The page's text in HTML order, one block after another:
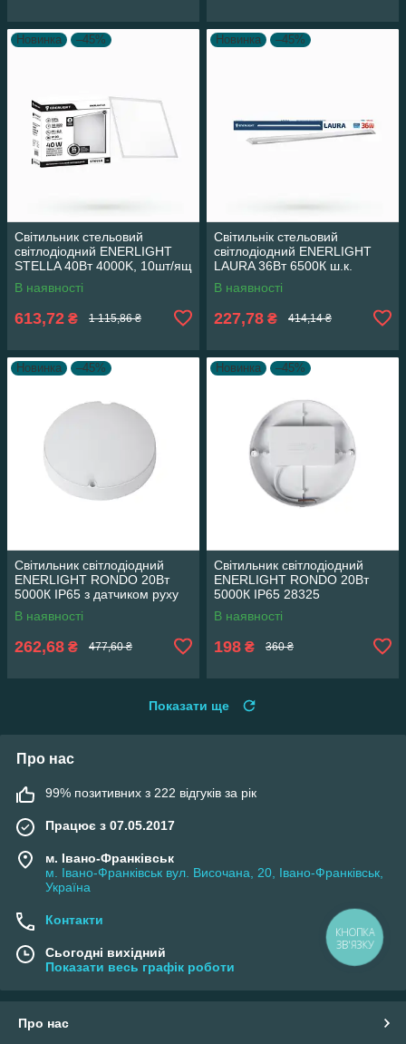
Новинка –45%
Cвітильник стельовий
світлодіодний ENERLIGHT
STELLA 40Вт 4000K, 10шт/ящ
4823093500556 28325
В наявності
613,72 ₴ 1 115,86 ₴
Новинка –45%
Cвітильнік стельовий
світлодіодний ENERLIGHT
LAURA 36Вт 6500К ш.к.
4823093503205, 20шт/ящ
28325
В наявності
227,78 ₴ 414,14 ₴
Новинка –45%
Світильник світлодіодний
ENERLIGHT RONDO 20Вт
5000К IP65 з датчиком руху
В наявності
262,68 ₴ 477,60 ₴
Новинка –45%
Світильник світлодіодний
ENERLIGHT RONDO 20Вт
5000К IP65 28325
В наявності
198 ₴ 360 ₴
Показати ще
Про нас
99% позитивних з 222 відгуків за рік
Працює з 07.05.2017
м. Івано-Франківськ
м. Івано-Франківськ вул. Височана, 20, Івано-Франківськ,
Україна
Контакти
Сьогодні вихідний
Показати весь графік роботи
Про нас
КНОПКА
ЗВ'ЯЗКУ